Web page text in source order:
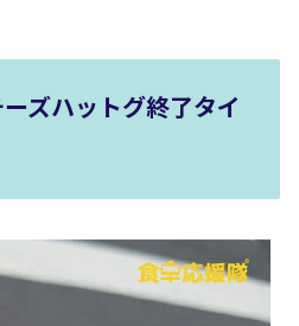
ズハットグ終了タイ